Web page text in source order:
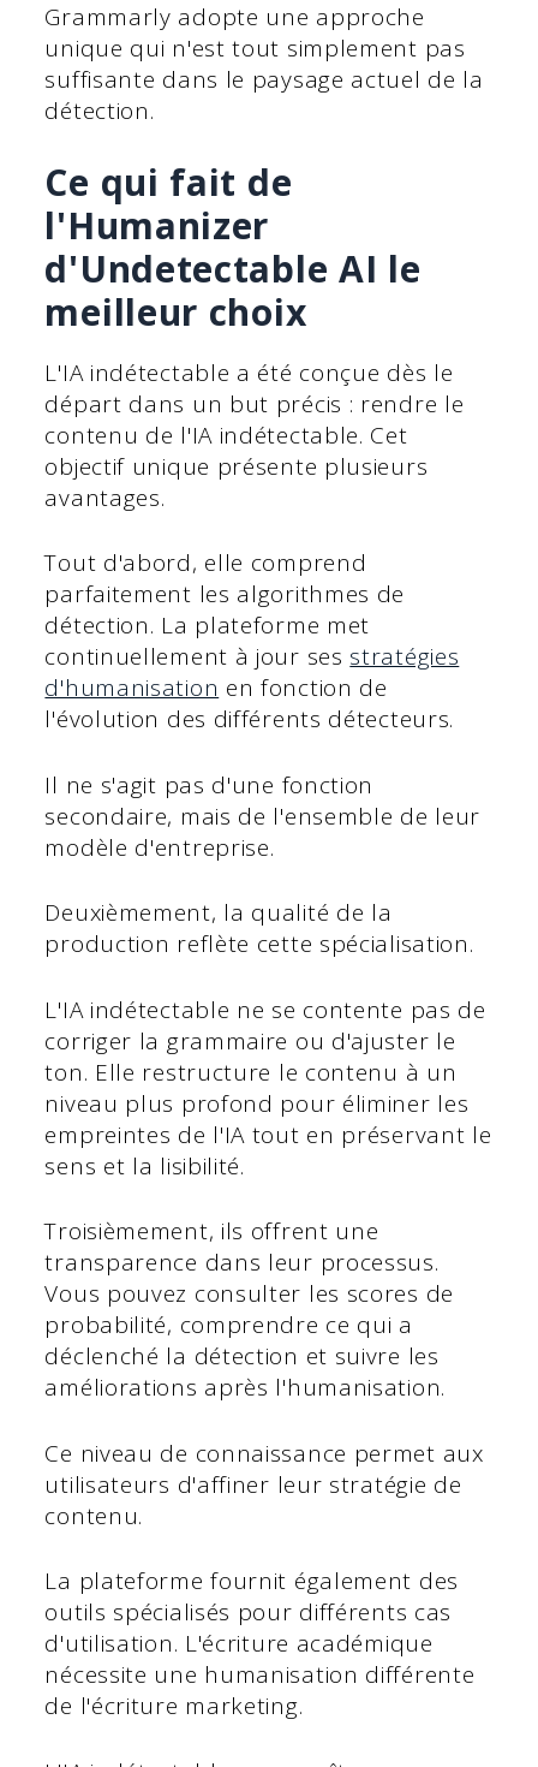
Grammarly adopte une approche
unique qui n'est tout simplement pas
suffisante dans le paysage actuel de la
détection.
Ce qui fait de
l'Humanizer
d'Undetectable AI le
meilleur choix
L'IA indétectable a été conçue dès le
départ dans un but précis : rendre le
contenu de l'IA indétectable. Cet
objectif unique présente plusieurs
avantages.
Tout d'abord, elle comprend
parfaitement les algorithmes de
détection. La plateforme met
continuellement à jour ses stratégies
d'humanisation en fonction de
l'évolution des différents détecteurs.
Il ne s'agit pas d'une fonction
secondaire, mais de l'ensemble de leur
modèle d'entreprise.
Deuxièmement, la qualité de la
production reflète cette spécialisation.
L'IA indétectable ne se contente pas de
corriger la grammaire ou d'ajuster le
ton. Elle restructure le contenu à un
niveau plus profond pour éliminer les
empreintes de l'IA tout en préservant le
sens et la lisibilité.
Troisièmement, ils offrent une
transparence dans leur processus.
Vous pouvez consulter les scores de
probabilité, comprendre ce qui a
déclenché la détection et suivre les
améliorations après l'humanisation.
Ce niveau de connaissance permet aux
utilisateurs d'affiner leur stratégie de
contenu.
La plateforme fournit également des
outils spécialisés pour différents cas
d'utilisation. L'écriture académique
nécessite une humanisation différente
de l'écriture marketing.